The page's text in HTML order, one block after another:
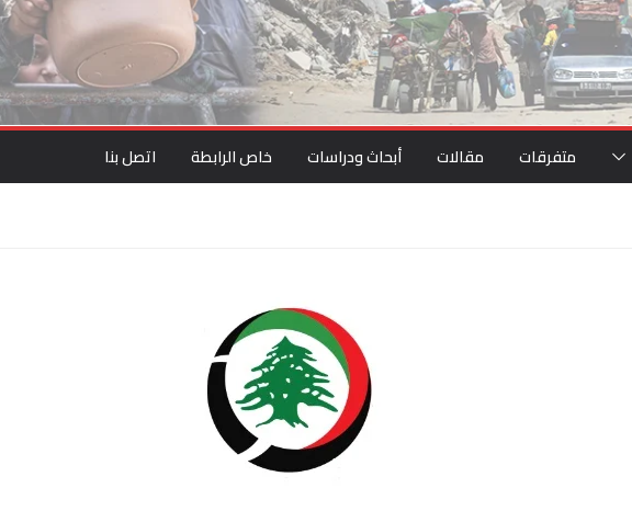
متفرقات مقالات أبحاث ودراسات خاص الرابطة اتصل بنا